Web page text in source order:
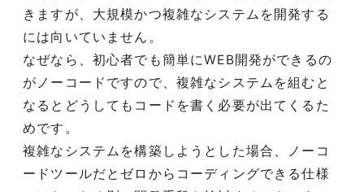
きますが、大規模かつ複雑なシステムを開発する
には向いていません。
なぜなら、初心者でも簡単にWEB開発ができるの
がノーコードですので、複雑なシステムを組むと
なるとどうしてもコードを書く必要が出てくるた
めです。
複雑なシステムを構築しようとした場合、ノーコ
ードツールだとゼロからコーディングできる仕様